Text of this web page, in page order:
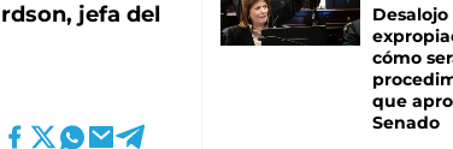
jefa del
cómo
que
Senado